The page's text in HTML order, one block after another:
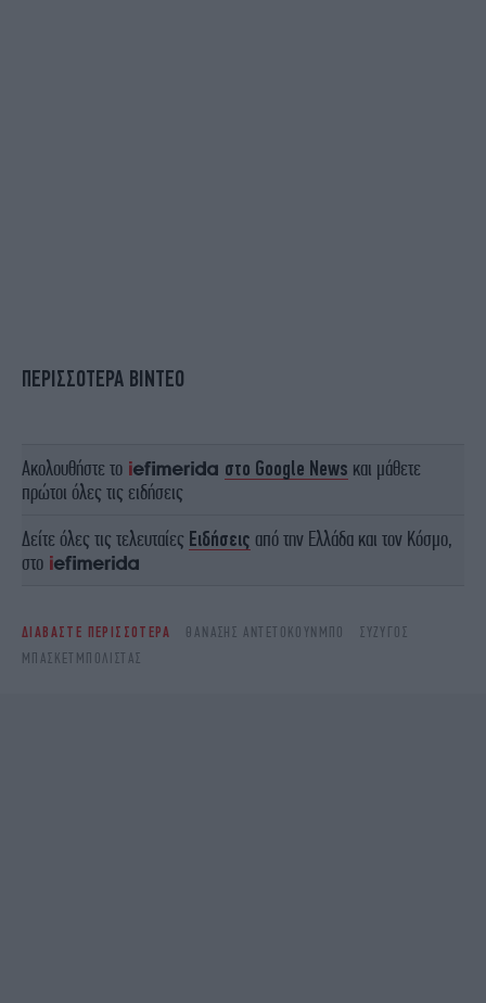
ΠΕΡΙΣΣΟΤΕΡΑ ΒΙΝΤΕΟ
Ακολουθήστε το στο Google News και μάθετε
πρώτοι όλες τις ειδήσεις
Δείτε όλες τις τελευταίες Ειδήσεις από την Ελλάδα και τον Κόσμο,
στο
ΔΙΑΒΑΣΤΕ ΠΕΡΙΣΣΟΤΕΡΑ ΘΑΝΆΣΗΣ ΑΝΤΕΤΟΚΟΎΝΜΠΟ
ΣΎΖΥΓΟΣ
ΜΠΑΣΚΕΤΜΠΟΛΊΣΤΑΣ